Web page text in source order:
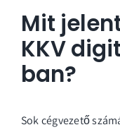
Mit
KKV
ban?
Sok cégvezető